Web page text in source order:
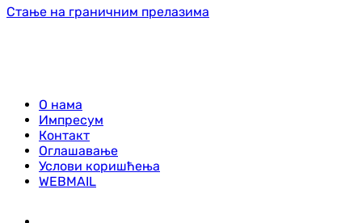
Стање на граничним прелазима
О нама
Импресум
Контакт
Оглашавање
Услови коришћења
WEBMAIL